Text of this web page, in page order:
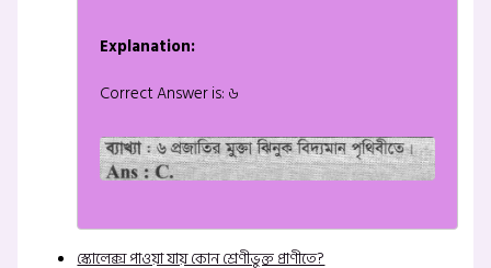
Explanation:
Correct Answer is: ৬
স্কোলেক্স পাওয়া যায় কোন শ্রেণীভুক্ত প্রাণীতে?